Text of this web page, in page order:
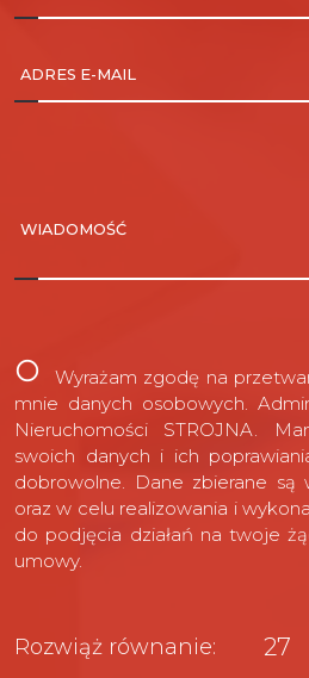
ADRES E-MAIL
WIADOMOŚĆ
Wyrażam zgodę na
mnie danych osobowych.
Nieruchomości STROJNA.
swoich danych i ich
dobrowolne. Dane zbierane
oraz w celu realizowania i
do podjęcia działań na twoje
umowy.
Rozwiąż równanie: 27